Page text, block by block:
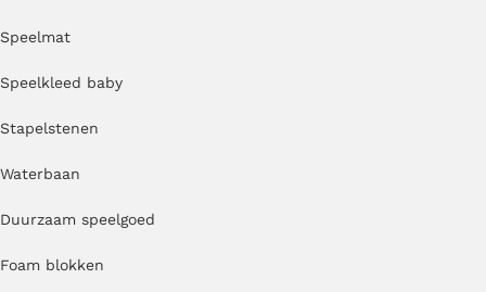
Speelmat
Speelkleed baby
Stapelstenen
Waterbaan
Duurzaam speelgoed
Foam blokken